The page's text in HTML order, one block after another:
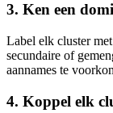
3. Ken een
Label elk cluster
secundaire of
aannames te
4. Koppel elk